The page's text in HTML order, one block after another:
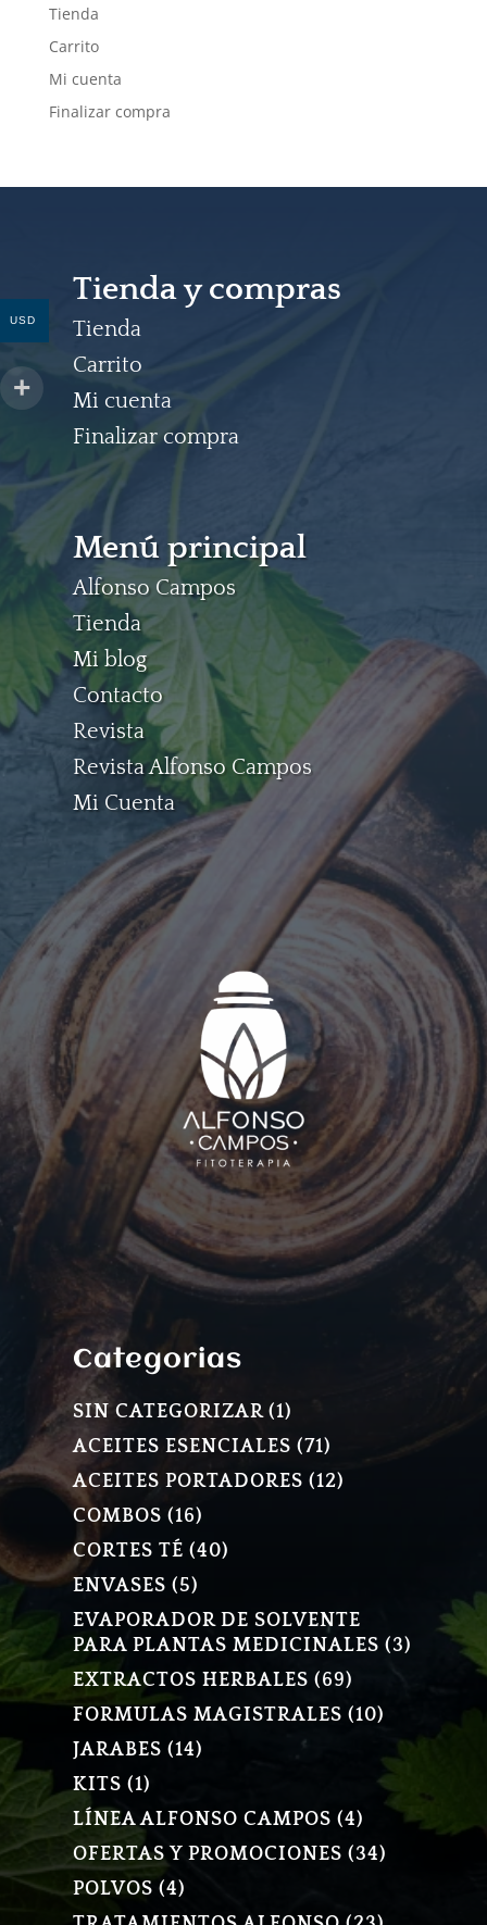
Tienda
Carrito
Mi cuenta
Finalizar compra
Tienda y compras
Tienda
Carrito
Mi cuenta
Finalizar compra
Menú principal
Alfonso Campos
Tienda
Mi blog
Contacto
Revista
Revista Alfonso Campos
Mi Cuenta
Categorias
SIN CATEGORIZAR 11
PRODUCTO
ACEITES ESENCIALES 7171
PRODUCTOS
ACEITES PORTADORES 1212
COMBOS 1616
PRODUCTOS
CORTES TÉ 4040
ENVASES 55
PRODUCTOS
EVAPORADOR DE SOLVENTE
PARA PLANTAS MEDICINALES
33
EXTRACTOS HERBALES 6969
PRODUCTOS
FORMULAS MAGISTRALES 1010
JARABES 1414
KITS 11
PRODUCTO
LÍNEA ALFONSO CAMPOS 44
PRODUCTOS
OFERTAS Y PROMOCIONES 3434
POLVOS 44
PRODUCTOS
USD